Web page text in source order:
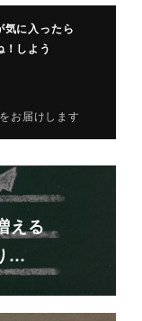
気に入ったら
！しよう
お届けします
える
…